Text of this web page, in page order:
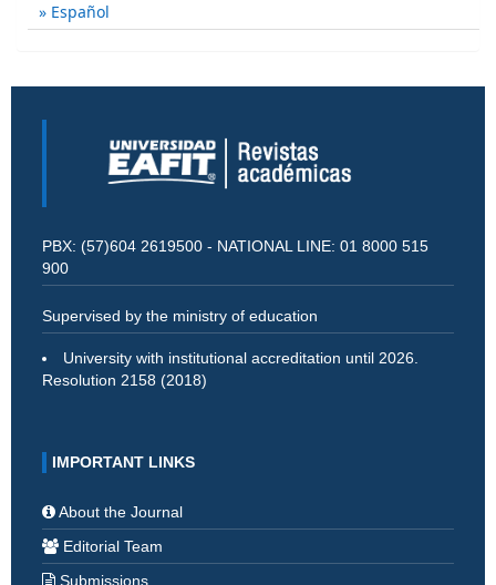
Español
PBX: (57)604 2619500 - NATIONAL LINE: 01 8000 515
900
Supervised by the ministry of education
University with institutional accreditation until 2026.
Resolution 2158 (2018)
IMPORTANT LINKS
About the Journal
Editorial Team
Submissions